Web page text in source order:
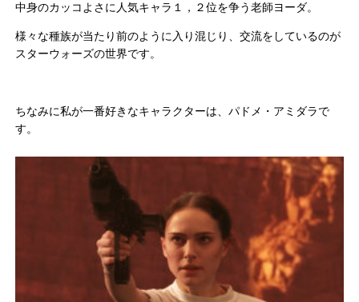
中身のカッコよさに人気キャラ１，２位を争う老師ヨーダ。
様々な種族が当たり前のように入り混じり、交流をしているのが
スターウォーズの世界です。
ちなみに私が一番好きなキャラクターは、パドメ・アミダラで
す。